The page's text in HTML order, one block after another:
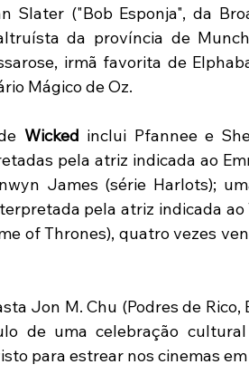
Slater ("Bob Esponja", da
da província de
irmã favorita de
Mágico de Oz.
Wicked inclui Pfannee e
pela atriz indicada ao
James (série Harlots);
pela atriz indicada ao
of Thrones), quatro vezes
para estrear nos cinemas